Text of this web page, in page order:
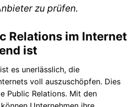
zu prüfen.
Relations im Internet
ist
es unerlässlich, die
voll auszuschöpfen. Dies
Public Relations. Mit den